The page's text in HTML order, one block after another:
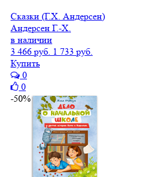
Сказки (Г.Х. Андерсен)
Андерсен Г.-Х.
в наличии
3 466 руб. 1 733 руб.
Купить
0
0
-50%